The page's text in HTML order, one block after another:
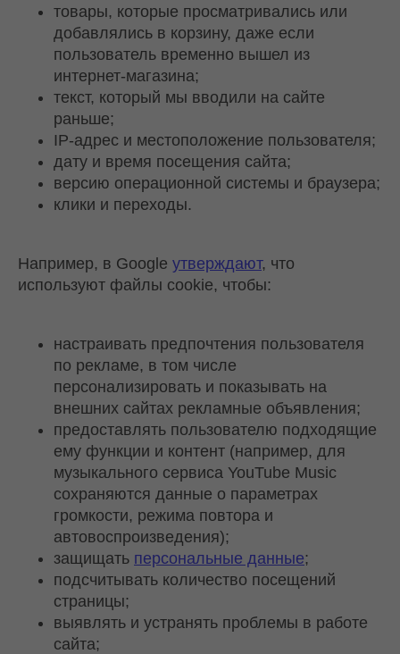
товары, которые просматривались или
добавлялись в корзину, даже если
пользователь временно вышел из
интернет-магазина;
текст, который мы вводили на сайте
раньше;
IP-адрес и местоположение пользователя;
дату и время посещения сайта;
версию операционной системы и браузера;
клики и переходы.
Например, в Google утверждают, что
используют файлы cookie, чтобы:
настраивать предпочтения пользователя
по рекламе, в том числе
персонализировать и показывать на
внешних сайтах рекламные объявления;
предоставлять пользователю подходящие
ему функции и контент (например, для
музыкального сервиса YouTube Music
сохраняются данные о параметрах
громкости, режима повтора и
автовоспроизведения);
защищать персональные данные;
подсчитывать количество посещений
страницы;
выявлять и устранять проблемы в работе
сайта;